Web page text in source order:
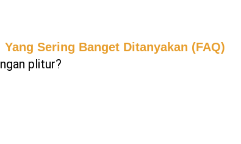
Yang Sering Banget Ditanyakan (FAQ)
plitur?